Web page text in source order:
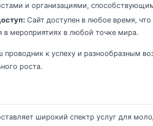
и организациями,
Сайт доступен в любое время,
в мероприятиях в любой точке мира.
проводник к успеху и разнообразным
роста.
широкий спектр услуг для